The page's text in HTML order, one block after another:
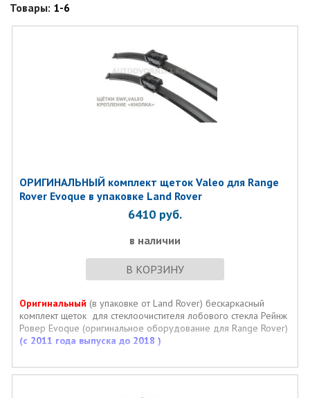
Товары: 1-6
ОРИГИНАЛЬНЫЙ комплект щеток Valeo для Range
Rover Evoque в упаковке Land Rover
6410 руб.
в наличии
В КОРЗИНУ
Оригинальный (в упаковке от Land Rover) бескаркасный
комплект щеток для стеклоочистителя лобового стекла Рейнж
Ровер Evoque (оригинальное оборудование для Range Rover)
(с 2011 года выпуска до 2018 )